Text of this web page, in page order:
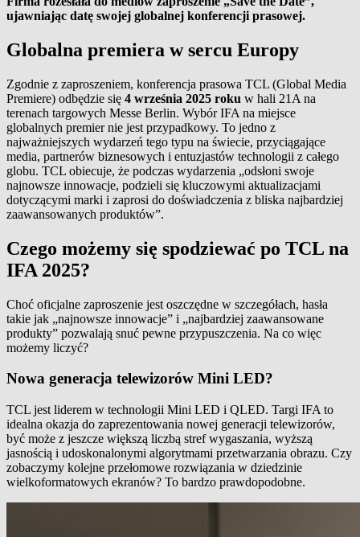
ujawniając datę swojej globalnej konferencji prasowej.
Globalna premiera w sercu Europy
Zgodnie z zaproszeniem, konferencja prasowa TCL (Global Media
Premiere) odbędzie się 4 września 2025 roku w hali 21A na
terenach targowych Messe Berlin. Wybór IFA na miejsce
globalnych premier nie jest przypadkowy. To jedno z
najważniejszych wydarzeń tego typu na świecie, przyciągające
media, partnerów biznesowych i entuzjastów technologii z całego
globu. TCL obiecuje, że podczas wydarzenia „odsłoni swoje
najnowsze innowacje, podzieli się kluczowymi aktualizacjami
dotyczącymi marki i zaprosi do doświadczenia z bliska najbardziej
zaawansowanych produktów”.
Czego możemy się spodziewać po TCL na
IFA 2025?
Choć oficjalne zaproszenie jest oszczędne w szczegółach, hasła
takie jak „najnowsze innowacje” i „najbardziej zaawansowane
produkty” pozwalają snuć pewne przypuszczenia. Na co więc
możemy liczyć?
Nowa generacja telewizorów Mini LED?
TCL jest liderem w technologii Mini LED i QLED. Targi IFA to
idealna okazja do zaprezentowania nowej generacji telewizorów,
być może z jeszcze większą liczbą stref wygaszania, wyższą
jasnością i udoskonalonymi algorytmami przetwarzania obrazu. Czy
zobaczymy kolejne przełomowe rozwiązania w dziedzinie
wielkoformatowych ekranów? To bardzo prawdopodobne.